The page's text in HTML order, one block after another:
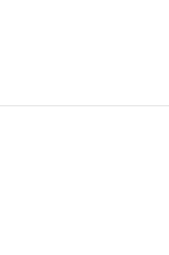
с 26 сентября по 1
коллекции